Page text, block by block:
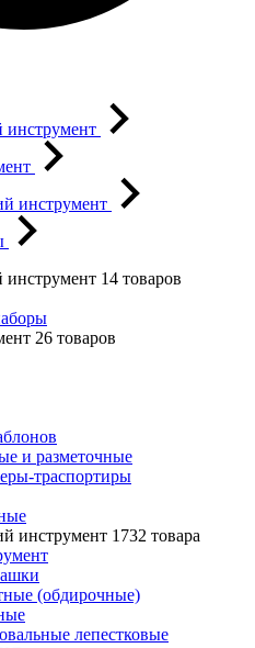
инструмент
инструмент
инструмент 14 товаров
26 товаров
и разметочные
траспортиры
инструмент 1732 товара
(обдирочные)
лепестковые